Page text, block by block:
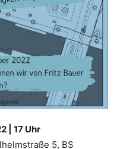
| 17 Uhr
5, BS